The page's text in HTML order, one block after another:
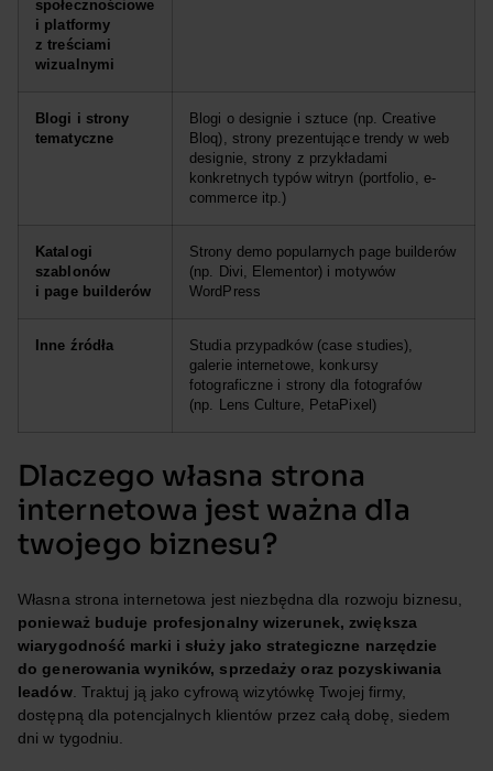
społecznościowe
i platformy
z treściami
wizualnymi
Blogi i strony
tematyczne
Blogi o designie i sztuce (np. Creative
Bloq), strony prezentujące trendy w web
designie, strony z przykładami
konkretnych typów witryn (portfolio, e-
commerce itp.)
Katalogi
szablonów
i page builderów
Strony demo popularnych page builderów
(np. Divi, Elementor) i motywów
WordPress
Inne źródła
Studia przypadków (case studies),
galerie internetowe, konkursy
fotograficzne i strony dla fotografów
(np. Lens Culture, PetaPixel)
Dlaczego własna strona
internetowa jest ważna dla
twojego biznesu?
Własna strona internetowa jest niezbędna dla rozwoju biznesu,
ponieważ buduje profesjonalny wizerunek, zwiększa
wiarygodność marki i służy jako strategiczne narzędzie
do generowania wyników, sprzedaży oraz pozyskiwania
leadów. Traktuj ją jako cyfrową wizytówkę Twojej firmy,
dostępną dla potencjalnych klientów przez całą dobę, siedem
dni w tygodniu.